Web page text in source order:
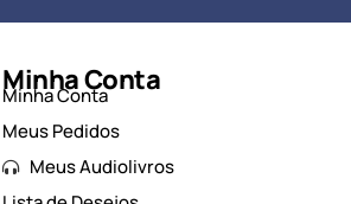
Minha Conta
Minha Conta
Meus Pedidos
Meus Audiolivros